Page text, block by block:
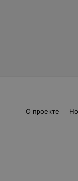
О проекте